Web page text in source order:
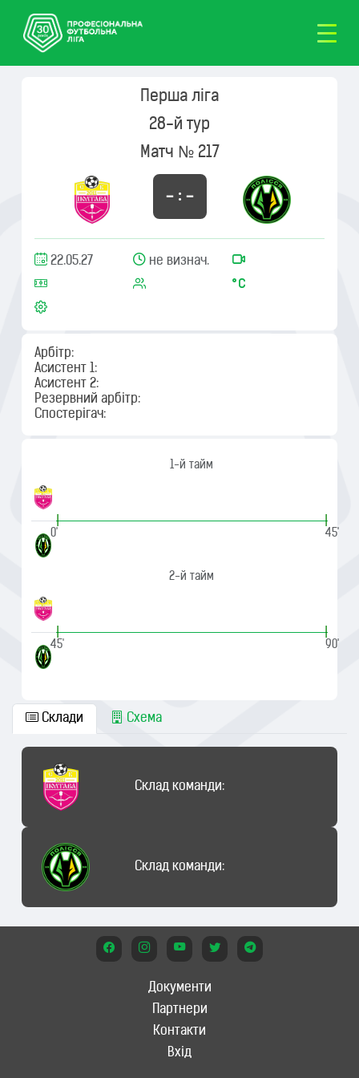
Перша ліга
28-й тур
Матч № 217
– : –
22.05.27 не визнач.
Арбітр:
Асистент 1:
Асистент 2:
Резервний арбітр:
Спостерігач:
1-й тайм
|
0'
|
45'
2-й тайм
|
45'
|
90'
Склади Схема
Склад команди:
Склад команди:
Документи
Партнери
Контакти
Вхід